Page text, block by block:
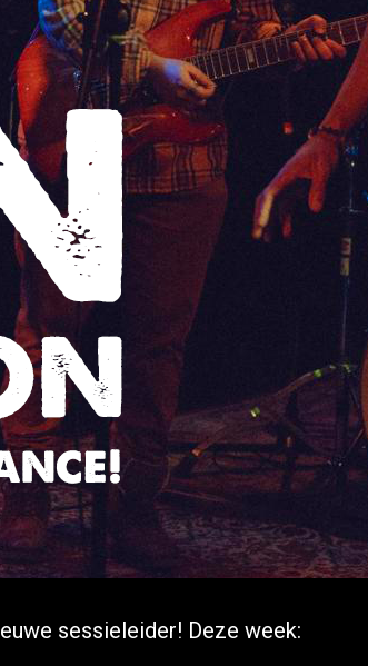
sessieleider! Deze week: